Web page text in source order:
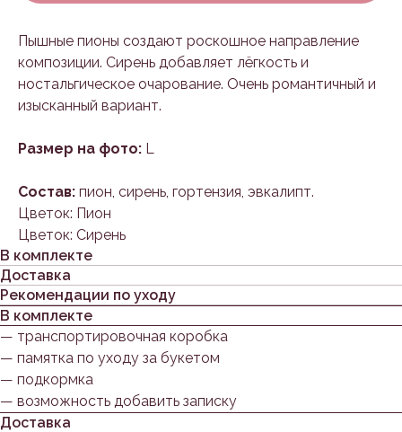
Пышные пионы создают роскошное направление
композиции. Сирень добавляет лёгкость и
ностальгическое очарование. Очень романтичный и
изысканный вариант.
Размер на фото: L
Состав: пион, сирень, гортензия, эвкалипт.
Цветок: Пион
Цветок: Сирень
В комплекте
Доставка
Рекомендации по уходу
В комплекте
— транспортировочная коробка
— памятка по уходу за букетом
— подкормка
— возможность добавить записку
Доставка